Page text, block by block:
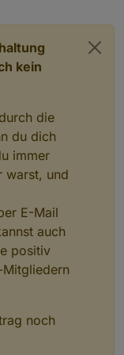
kein
die
du dich
immer
warst, und
E-Mail
auch
positiv
noch